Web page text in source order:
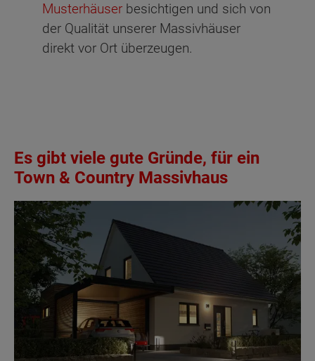
Musterhäuser besichtigen und sich von
der Qualität unserer Massivhäuser
direkt vor Ort überzeugen.
Es gibt viele gute Gründe, für ein
Town & Country Massivhaus